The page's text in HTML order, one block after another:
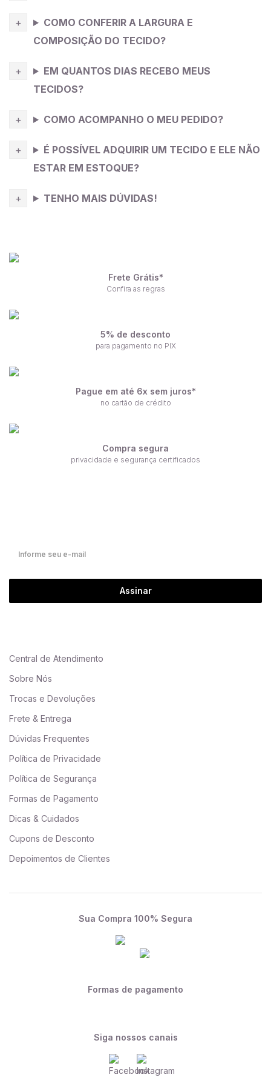
COMO CONFERIR A LARGURA E
COMPOSIÇÃO DO TECIDO?
EM QUANTOS DIAS RECEBO MEUS
TECIDOS?
COMO ACOMPANHO O MEU PEDIDO?
É POSSÍVEL ADQUIRIR UM TECIDO E ELE NÃO
ESTAR EM ESTOQUE?
TENHO MAIS DÚVIDAS!
Frete Grátis*
Confira as regras
5% de desconto
para pagamento no PIX
Pague em até 6x sem juros*
no cartão de crédito
Compra segura
privacidade e segurança certificados
Assinar
Central de Atendimento
Sobre Nós
Trocas e Devoluções
Frete & Entrega
Dúvidas Frequentes
Política de Privacidade
Política de Segurança
Formas de Pagamento
Dicas & Cuidados
Cupons de Desconto
Depoimentos de Clientes
Sua Compra 100% Segura
Formas de pagamento
Siga nossos canais